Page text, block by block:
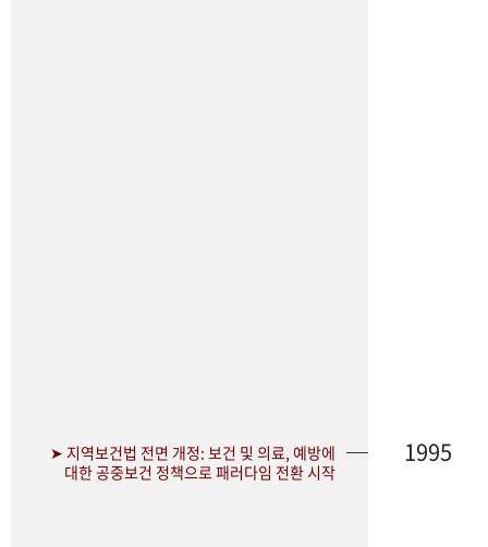
➤ 지역보건법 전면 개정: 보건 및 의료, 예방에
대한 공중보건 정책으로 패러다임 전환 시작
1995